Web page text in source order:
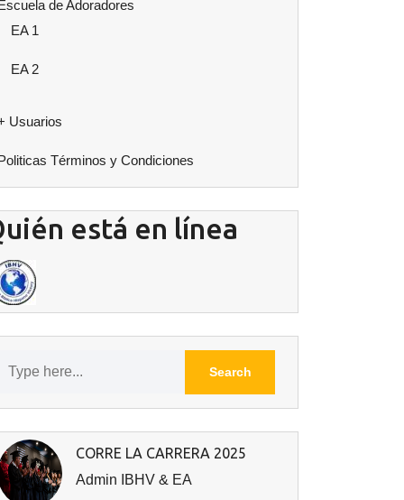
de Adoradores
EA 1
EA 2
Usuarios
Términos y Condiciones
está en línea
CORRE LA CARRERA 2025
Admin IBHV & EA